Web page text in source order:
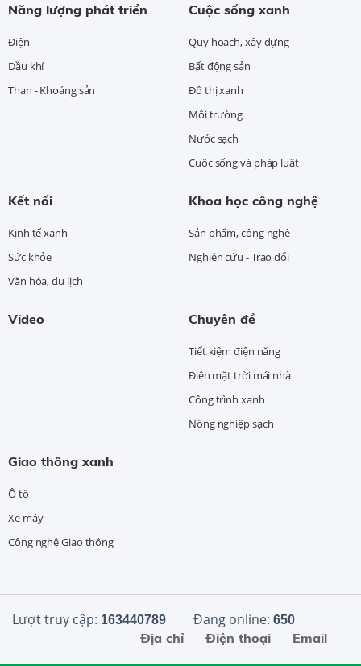
Năng lượng phát triển
Điện
Dầu khí
Than - Khoáng sản
Cuộc sống xanh
Quy hoạch, xây dựng
Bất động sản
Đô thị xanh
Môi trường
Nước sạch
Cuộc sống và pháp luật
Kết nối
Kinh tế xanh
Sức khỏe
Văn hóa, du lịch
Khoa học công nghệ
Sản phẩm, công nghệ
Nghiên cứu - Trao đổi
Video Chuyên đề
Tiết kiệm điện năng
Điện mặt trời mái nhà
Công trình xanh
Nông nghiệp sạch
Giao thông xanh
Ô tô
Xe máy
Công nghệ Giao thông
Lượt truy cập: 163440789 Đang online: 650
Email
Điện thoại
Địa chỉ